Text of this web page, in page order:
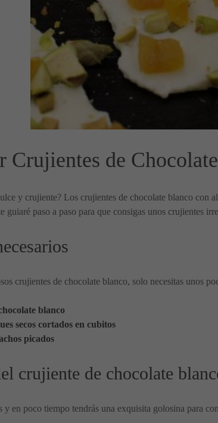
Crujientes de
y crujiente? Los crujientes de chocolate blanco con
guiaré paso a paso para que consigas unos crujientes
crujientes de chocolate blanco, solo necesitas unos
blanco
secos cortados en cubitos
picados
crujiente de chocolate
y en poco tiempo tendrás una exquisita golosina para